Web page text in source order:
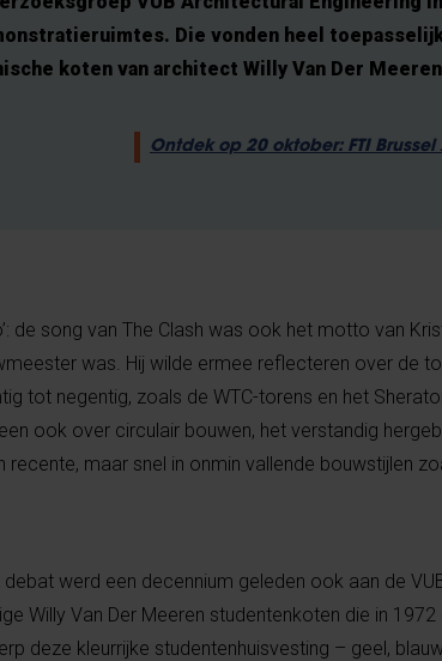
Die vonden heel
koten van architect Willy Van Der
Ontdek op 20 oktober: FTI
de song van The Clash was ook het motto van
was. Hij wilde ermee reflecteren over de
tot negentig, zoals de WTC-torens en het
ook over circulair bouwen, het verstandig
recente, maar snel in onmin vallende bouwstijlen
werd een decennium geleden ook aan de
Willy Van Der Meeren studentenkoten die in
deze kleurrijke studentenhuisvesting – geel,